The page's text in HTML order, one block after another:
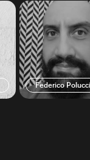
Federico Polucci